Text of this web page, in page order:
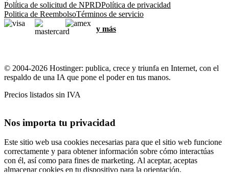
Política de solicitud de NPRDPolítica de privacidad
Politica de ReembolsoTérminos de servicio
y más
© 2004-2026 Hostinger: publica, crece y triunfa en Internet, con el
respaldo de una IA que pone el poder en tus manos.
Precios listados sin IVA
Nos importa tu privacidad
Este sitio web usa cookies necesarias para que el sitio web funcione
correctamente y para obtener información sobre cómo interactúas
con él, así como para fines de marketing. Al aceptar, aceptas
almacenar cookies en tu dispositivo para la orientación,